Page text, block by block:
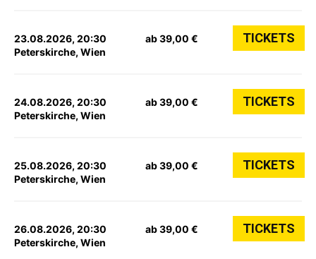
23.08.2026, 20:30
Peterskirche, Wien
ab 39,00 € TICKETS
24.08.2026, 20:30
Peterskirche, Wien
ab 39,00 € TICKETS
25.08.2026, 20:30
Peterskirche, Wien
ab 39,00 € TICKETS
26.08.2026, 20:30
Peterskirche, Wien
ab 39,00 € TICKETS